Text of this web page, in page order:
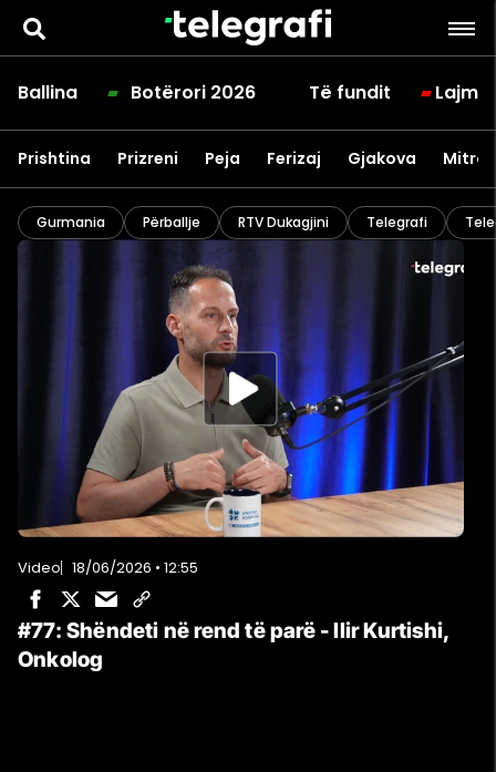
Ballina Botërori 2026 Të fundit Lajme
Prishtina Prizreni Peja Ferizaj Gjakova
Gurmania Përballje RTV Dukagjini Telegrafi
Video 18/06/2026 • 12:55
#77: Shëndeti në rend të parë - Ilir Kurtishi,
Onkolog